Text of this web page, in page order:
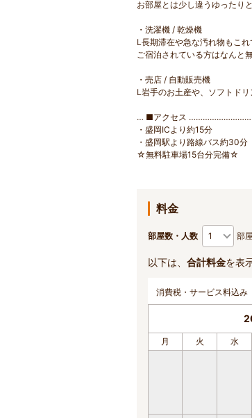
お部屋とは少し違うゆったり
・洗濯機 / 乾燥機
L長期滞在や急な汚れ物もこれ
ご宿泊されている方はなんと
・売店 / 自動販売機
L岩手のお土産や、ソフトド
… ■アクセス
・盛岡ICより約15分
・盛岡駅より路線バス約30分
☆無料駐車場15台分完備☆
料金
部屋数・人数 部屋
以下は、 合計料金を表
消費税・サービス料込み
月 火 水